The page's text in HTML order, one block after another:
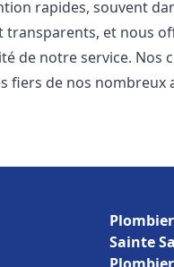
rapides, souvent
et nous
de notre service. Nos
fiers de nos nombreux
Sainte